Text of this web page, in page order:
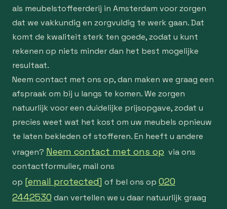
als meubelstoffeerderij in Amsterdam voor zorgen
dat we vakkundig en zorgvuldig te werk gaan. Dat
komt de kwaliteit sterk ten goede, zodat u kunt
rekenen op niets minder dan het best mogelijke
resultaat.
Neem contact met ons op, dan maken we graag een
afspraak om bij u langs te komen. We zorgen
natuurlijk voor een duidelijke prijsopgave, zodat u
precies weet wat het kost om uw meubels opnieuw
te laten bekleden of stofferen. En heeft u andere
vragen? Neem contact met ons op via ons
contactformulier, mail ons
op [email protected] of bel ons op 020
2442530 dan vertellen we u daar natuurlijk graag